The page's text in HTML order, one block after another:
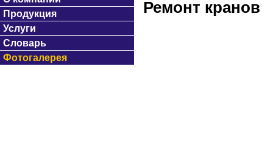
Продукция
Услуги
Словарь
Фотогалерея
Ремонт кранов